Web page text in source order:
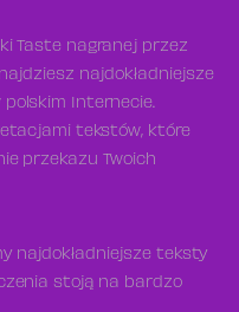
Taste nagranej przez
najdokładniejsze
Internecie.
tekstów, które
przekazu Twoich
najdokładniejsze teksty
stoją na bardzo